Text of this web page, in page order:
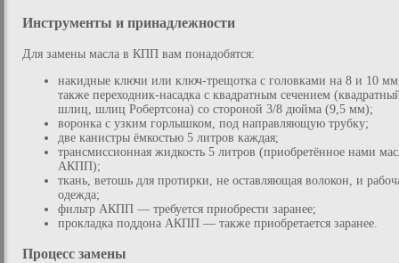
Инструменты и принадлежности
Для замены масла в КПП вам понадобятся:
накидные ключи или ключ-трещотка с головками на 8 и 10
также переходник-насадка с квадратным сечением
шлиц, шлиц Робертсона) со стороной 3/8 дюйма (9,5 мм);
воронка с узким горлышком, под направляющую трубку;
две канистры ёмкостью 5 литров каждая;
трансмиссионная жидкость 5 литров (приобретённое нами
АКПП);
ткань, ветошь для протирки, не оставляющая волокон, и
одежда;
фильтр АКПП — требуется приобрести заранее;
прокладка поддона АКПП — также приобретается заранее.
Процесс замены